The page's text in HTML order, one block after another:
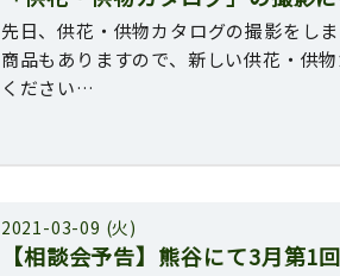
先日、供花・供物カタログの撮影をし
商品もありますので、新しい供花・供
ください…
2021-03-09 (火)
【相談会予告】熊谷にて3月第1